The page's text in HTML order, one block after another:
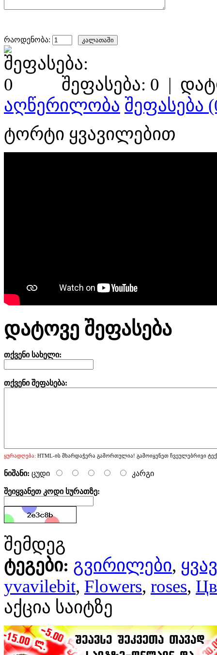
რაოდენობა:
შეფასება: 0 |
აღწერილობა შეფასება
ტორტი ყვავილებით
დატოვე შეფასება
თქვენი სახელი:
თქვენი შეფასება:
ყურადღება: HTML-ის მხარდაჭერა გამორთულია! გამოიყენეთ ჩვეულებრივი
ნიშანი: ცუდი კარგი
შეიყვანეთ კოდი სურათზე:
შემდეგ
ტეგები: გვირილები,
yvavilebit, Flowers, roses,
აქცია საიტზე